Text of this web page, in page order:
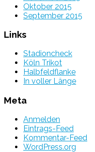
Oktober 2015
September 2015
Links
Stadioncheck
Köln Trikot
Halbfeldflanke
In voller Länge
Meta
Anmelden
Eintrags-Feed
Kommentar-Feed
WordPress.org